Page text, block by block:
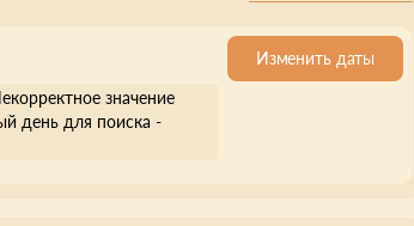
значение
день для поиска -
Изменить даты